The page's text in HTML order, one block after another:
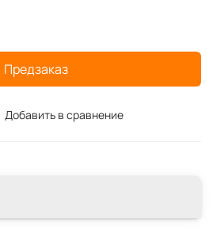
Добавить в сравнение
Предзаказ